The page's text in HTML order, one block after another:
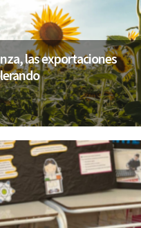
las exportaciones